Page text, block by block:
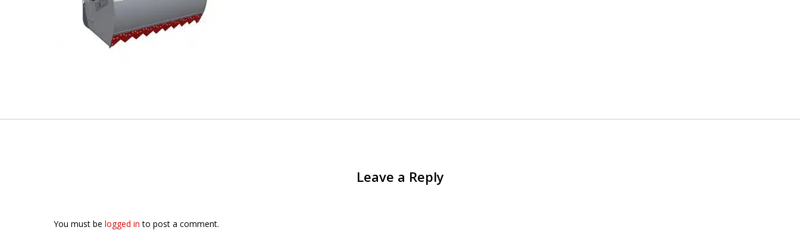
Leave a Reply
You must be logged in to post a comment.